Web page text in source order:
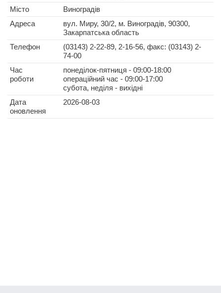
Місто
Виноградів
Адреса
вул. Миру, 30/2, м. Виноградів, 90300,
Закарпатська область
Телефон
(03143) 2-22-89, 2-16-56, факс: (03143) 2-
74-00
Час
роботи
понеділок-пятниця - 09:00-18:00
операційний час - 09:00-17:00
субота, неділя - вихідні
Дата
оновлення
2026-08-03